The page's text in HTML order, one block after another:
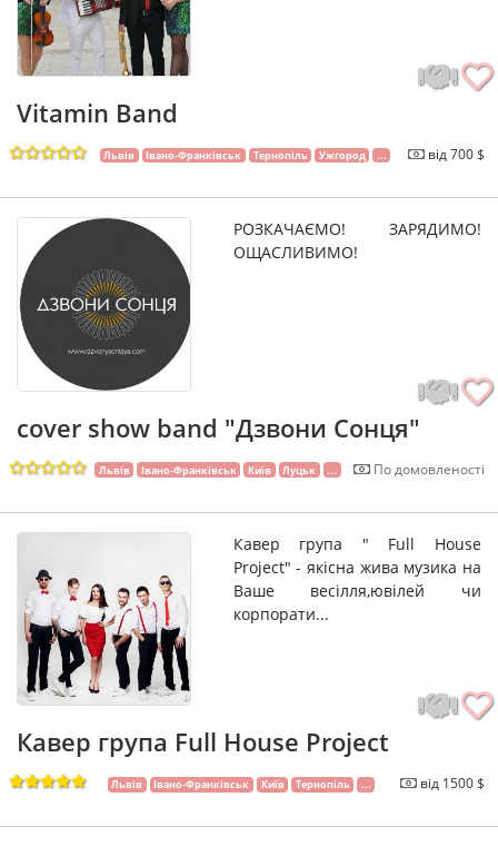
Vitamin Band
Львів Івано-Франківськ Тернопіль Ужгород ... від 700 $
РОЗКАЧАЄМО! ЗАРЯДИМО!
ОЩАСЛИВИМО!
cover show band "Дзвони Сонця"
Львів Івано-Франківськ Київ Луцьк ... По домовленості
Кавер група " Full House
Project" - якісна жива музика на
Ваше весілля,ювілей чи
корпорати...
Кавер група Full House Project
Львів Івано-Франківськ Київ Тернопіль ... від 1500 $